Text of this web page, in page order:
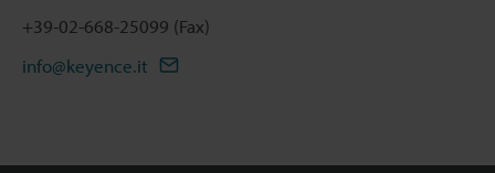
+39-02-668-25099 (Fax)
info@keyence.it